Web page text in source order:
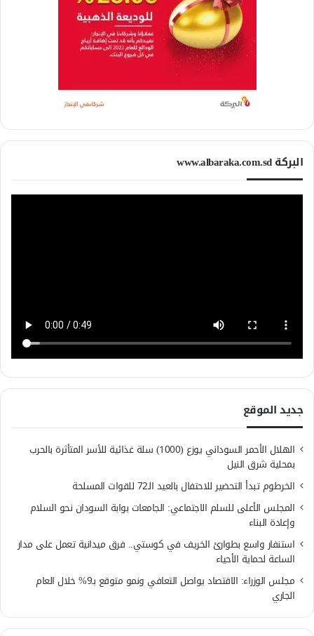
البركة www.albaraka.com.sd
جديد الموقع
الهلال الأحمر السوداني يوزع (1000) سلة غذائية للأسر المتأثرة بالحرب
بمحلية شرق النيل
الخرطوم تبدأ التحضير للاحتفال بالعيد الـ72 للقوات المسلحة
المجلس الأعلى للسلم الاجتماعي: الجامعات بوابة السودان نحو السلام
وإعادة البناء
استنفار واسع بطوارئ الخريف في كوستي.. فرق ميدانية تعمل على مدار
الساعة لحماية الأحياء
مجلس الوزراء: الاقتصاد يواصل التعافي ونمو متوقع بـ9% خلال العام
الجاري